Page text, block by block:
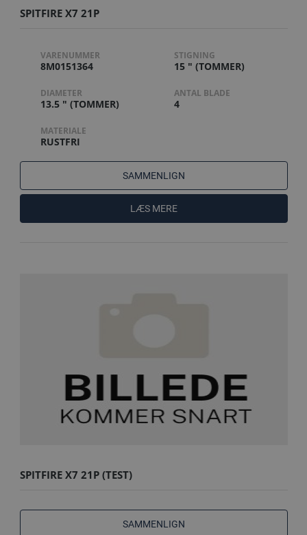
SPITFIRE X7 21P
VARENUMMER
8M0151364
STIGNING
15 " (TOMMER)
DIAMETER
13.5 " (TOMMER)
ANTAL BLADE
4
MATERIALE
RUSTFRI
SAMMENLIGN
LÆS MERE
SPITFIRE X7 21P (TEST)
SAMMENLIGN